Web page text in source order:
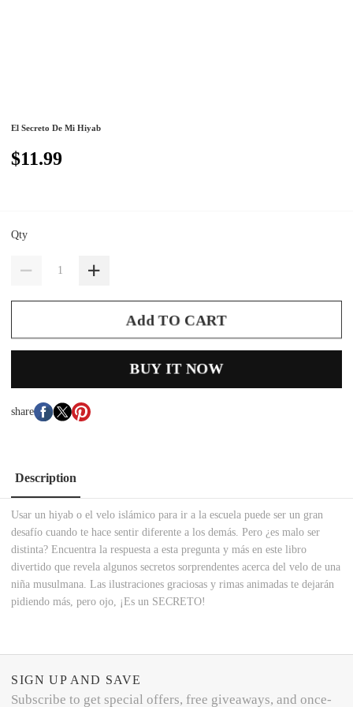
El Secreto De Mi Hiyab
$11.99
Qty
Add TO CART
BUY IT NOW
share
Description
Usar un hiyab o el velo islámico para ir a la escuela puede ser un gran
desafío cuando te hace sentir diferente a los demás. Pero ¿es malo ser
distinta? Encuentra la respuesta a esta pregunta y más en este libro
divertido que revela algunos secretos sorprendentes acerca del velo de una
niña musulmana. Las ilustraciones graciosas y rimas animadas te dejarán
pidiendo más, pero ojo, ¡Es un SECRETO!
SIGN UP AND SAVE
Subscribe to get special offers, free giveaways, and once-